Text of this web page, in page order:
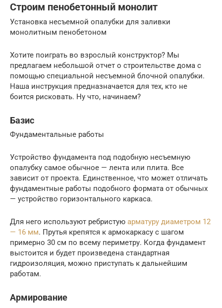
Строим пенобетонный монолит
Установка несъемной опалубки для заливки
монолитным пенобетоном
Хотите поиграть во взрослый конструктор? Мы
предлагаем небольшой отчет о строительстве дома с
помощью специальной несъемной блочной опалубки.
Наша инструкция предназначается для тех, кто не
боится рисковать. Ну что, начинаем?
Базис
Фундаментальные работы
Устройство фундамента под подобную несъемную
опалубку самое обычное — лента или плита. Все
зависит от проекта. Единственное, что может отличать
фундаментные работы подобного формата от обычных
— устройство горизонтального каркаса.
Для него используют ребристую арматуру диаметром 12
— 16 мм. Прутья крепятся к армокаркасу с шагом
примерно 30 см по всему периметру. Когда фундамент
выстоится и будет произведена стандартная
гидроизоляция, можно приступать к дальнейшим
работам.
Армирование